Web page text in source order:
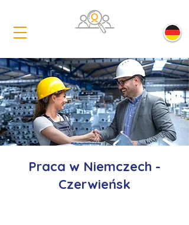
Praca w Niemczech -
Czerwieńsk